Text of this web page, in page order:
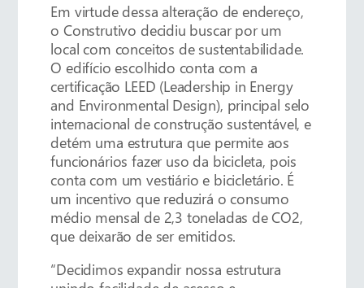
Em virtude dessa alteração de endereço,
o Construtivo decidiu buscar por um
local com conceitos de sustentabilidade.
O edifício escolhido conta com a
certificação LEED (Leadership in Energy
and Environmental Design), principal selo
internacional de construção sustentável, e
detém uma estrutura que permite aos
funcionários fazer uso da bicicleta, pois
conta com um vestiário e bicicletário. É
um incentivo que reduzirá o consumo
médio mensal de 2,3 toneladas de CO2,
que deixarão de ser emitidos.
“Decidimos expandir nossa estrutura